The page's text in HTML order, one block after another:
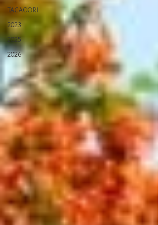
TACACORI
2023
2025
2026